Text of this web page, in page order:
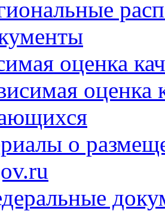
оценка
оценка
о